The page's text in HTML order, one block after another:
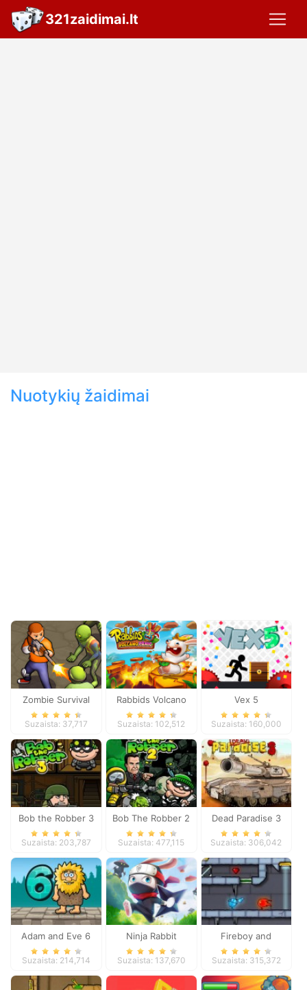
321zaidimai.lt
Nuotykių žaidimai
Zombie Survival
Suzaista: 37,717
Rabbids Volcano
Panic
Suzaista: 102,512
Vex 5
Suzaista: 160,000
Bob the Robber 3
Suzaista: 203,787
Bob The Robber 2
Suzaista: 477,115
Dead Paradise 3
Suzaista: 306,042
Adam and Eve 6
Suzaista: 214,714
Ninja Rabbit
Suzaista: 137,670
Fireboy and
Watergirl 3
Suzaista: 315,372